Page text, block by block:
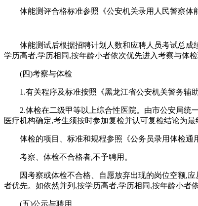
体能测评合格标准参照《公安机关录用人民警察体
体能测试后根据招聘计划人数和应聘人员考试总
学历高者,学历相同,按年龄小者依次优先进入考察与体
(四)考察与体检
1.有关程序及标准按照《黑龙江省公安机关警务辅
2.体检在二级甲等以上综合性医院。由市公安局统
医疗机构确定,考生须按时参加复检并认可复检结论为最
体检的项目、标准和规程参照《公务员录用体检通
考察、体检不合格者,不予聘用。
因考察或体检不合格、自愿放弃出现的岗位空额,
者优先。如依然并列,按学历高者,学历相同,按年龄小者
(五)公示与聘用